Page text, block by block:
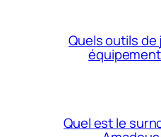
Quels outils
Quel est le